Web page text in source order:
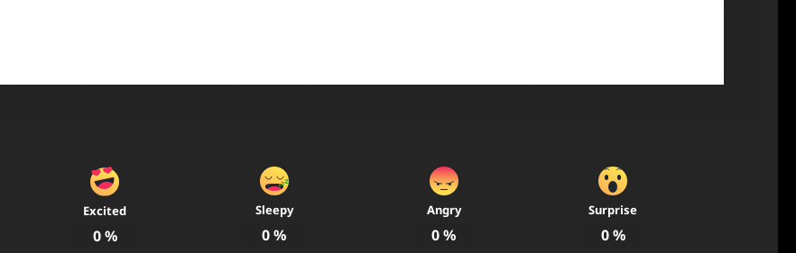
Excited
0%
Sleepy
0%
Angry
0%
Surprise
0%